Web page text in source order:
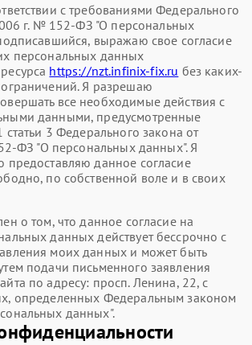
с требованиями Федерального
г. № 152-ФЗ "О персональных
выражаю свое согласие
персональных данных
https://nzt.infinix-fix.ru без каких-
Я разрешаю
все необходимые действия с
данными, предусмотренные
статьи 3 Федерального закона от
ФЗ "О персональных данных". Я
предоставляю данное согласие
по собственной воле и в своих
о том, что данное согласие на
данных действует бессрочно с
моих данных и может быть
подачи письменного заявления
по адресу: просп. Ленина, 22, с
определенных Федеральным законом
данных".